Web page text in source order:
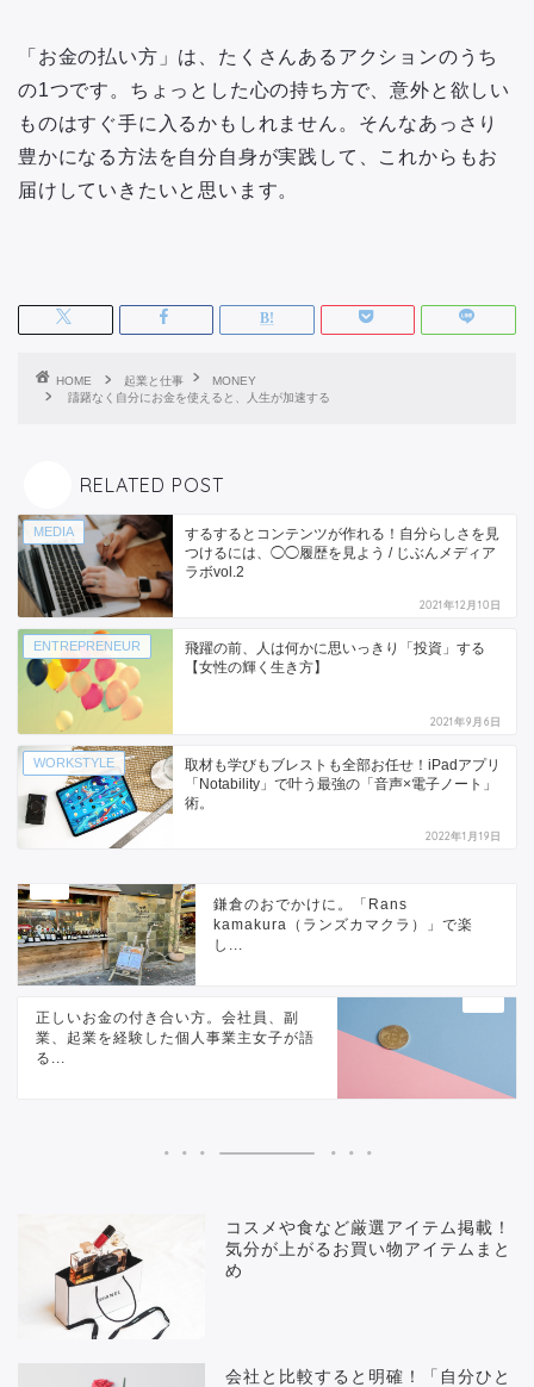
「お金の払い方」は、たくさんあるアクションのうち
の1つです。ちょっとした心の持ち方で、意外と欲しい
ものはすぐ手に入るかもしれません。そんなあっさり
豊かになる方法を自分自身が実践して、これからもお
届けしていきたいと思います。
HOME 起業と仕事
MONEY
躊躇なく自分にお金を使えると、人生が加速する
RELATED POST
MEDIA
するするとコンテンツが作れる！自分らしさを見
つけるには、◯◯履歴を見よう / じぶんメディア
ラボvol.2
2021年12月10日
ENTREPRENEUR
飛躍の前、人は何かに思いっきり「投資」する
【女性の輝く生き方】
2021年9月6日
WORKSTYLE
取材も学びもブレストも全部お任せ！iPadアプリ
「Notability」で叶う最強の「音声×電子ノート」
術。
2022年1月19日
鎌倉のおでかけに。「Rans
kamakura（ランズカマクラ）」で楽
し...
正しいお金の付き合い方。会社員、副
業、起業を経験した個人事業主女子が語
る...
コスメや食など厳選アイテム掲載！
気分が上がるお買い物アイテムまと
め
会社と比較すると明確！「自分ひと